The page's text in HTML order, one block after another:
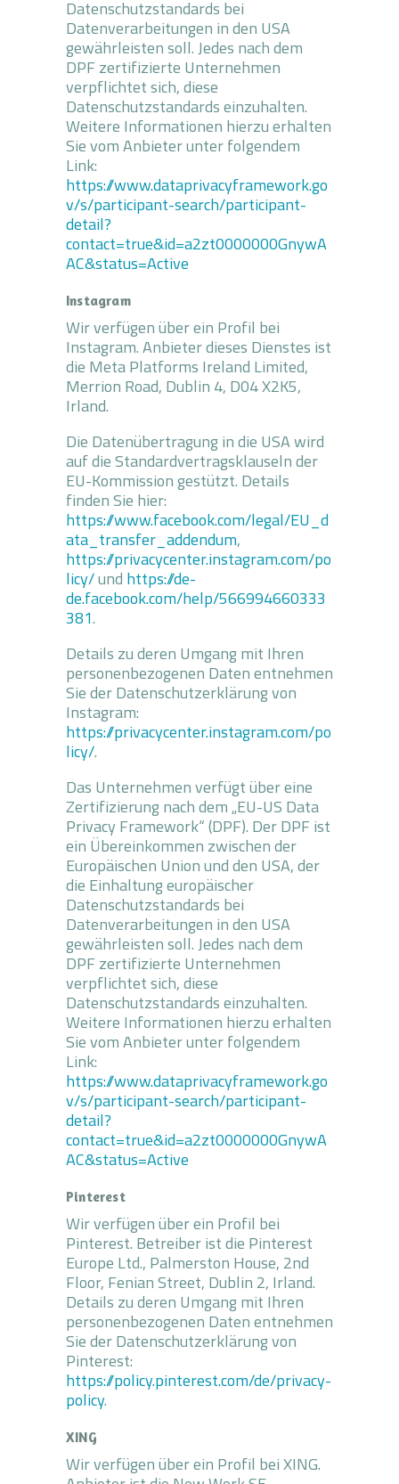
Datenschutzstandards bei
Datenverarbeitungen in den USA
gewährleisten soll. Jedes nach dem
DPF zertifizierte Unternehmen
verpflichtet sich, diese
Datenschutzstandards einzuhalten.
Weitere Informationen hierzu erhalten
Sie vom Anbieter unter folgendem
Link:
https://www.dataprivacyframework.go
v/s/participant-search/participant-
detail?
contact=true&id=a2zt0000000GnywA
AC&status=Active
Instagram
Wir verfügen über ein Profil bei
Instagram. Anbieter dieses Dienstes ist
die Meta Platforms Ireland Limited,
Merrion Road, Dublin 4, D04 X2K5,
Irland.
Die Datenübertragung in die USA wird
auf die Standardvertragsklauseln der
EU-Kommission gestützt. Details
finden Sie hier:
https://www.facebook.com/legal/EU_d
ata_transfer_addendum,
https://privacycenter.instagram.com/po
licy/und https://de-
de.facebook.com/help/566994660333
381.
Details zu deren Umgang mit Ihren
personenbezogenen Daten entnehmen
Sie der Datenschutzerklärung von
Instagram:
https://privacycenter.instagram.com/po
licy/.
Das Unternehmen verfügt über eine
Zertifizierung nach dem „EU-US Data
Privacy Framework“ (DPF). Der DPF ist
ein Übereinkommen zwischen der
Europäischen Union und den USA, der
die Einhaltung europäischer
Datenschutzstandards bei
Datenverarbeitungen in den USA
gewährleisten soll. Jedes nach dem
DPF zertifizierte Unternehmen
verpflichtet sich, diese
Datenschutzstandards einzuhalten.
Weitere Informationen hierzu erhalten
Sie vom Anbieter unter folgendem
Link:
https://www.dataprivacyframework.go
v/s/participant-search/participant-
detail?
contact=true&id=a2zt0000000GnywA
AC&status=Active
Pinterest
Wir verfügen über ein Profil bei
Pinterest. Betreiber ist die Pinterest
Europe Ltd., Palmerston House, 2nd
Floor, Fenian Street, Dublin 2, Irland.
Details zu deren Umgang mit Ihren
personenbezogenen Daten entnehmen
Sie der Datenschutzerklärung von
Pinterest:
https://policy.pinterest.com/de/privacy-
policy.
XING
Wir verfügen über ein Profil bei XING.